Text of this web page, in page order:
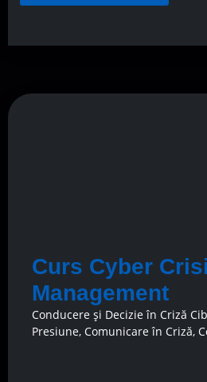
Curs Cyber
Management
Conducere și Decizie în Criză
Presiune, Comunicare în Criză,